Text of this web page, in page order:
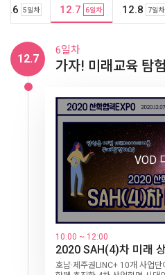
5일차 12.7 6일차 12.8 7일차
1일차
LINC+ 축제(Ⅰ)
10:00~ 12:30
개회식 및 기조강연
12.2
1일차
사회맞춤형 산학협
VOD
10:00 ~ 11:00
개회식 및 시상식
12.3
2일차
사회맞춤형 산학협
VOD
10:00 ~ 12:00
LINC+ MOOC 페스티
12.4
3일차
창업 축제
10:00 ~ 11:30
창업특강
구글 조용민 매니저가 알려주는
12.5
4일차
새로운 미래로, 시
10:00 ~ 11:00
메타버스에 올라타라!
강원대 김상균 교수
12.6
5일차
새로운 미래로, 시
10:00 ~ 11:00
인공지능의 시대의 의학
서울대 최승홍 교수
12.7
6일차
가자! 미래교육 탐험
VOD
10:00 ~ 12:00
2020 SAH(4)차 미래
호남·제주권LINC+ 10개 사업단
12.8
7일차
학생진로 체험의
VOD
10:00 ~ 12:00
석학강연
석학과 산학협력을 논의하는 온
12.9
8일차
학생진로 체험의
VOD
10:00 ~ 12:00
1인 크리에이터 동영상
지역기반의 1인 크리에이터 양
12.10
9일차
산학연 소통의 날
VOD
10:00 ~ 12:00
산·학·관 소통포럼
산업분야의 인재상과 현장에서